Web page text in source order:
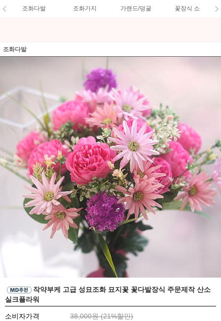
조화다발 조화가지 가랜드/덩굴 꽃장식 소
조화다발
작약부케 고급 성묘조화 묘지꽃 꽃다발장식 주문제작 산소
실크플라워
소비자가격 38,000원 (21%할인)